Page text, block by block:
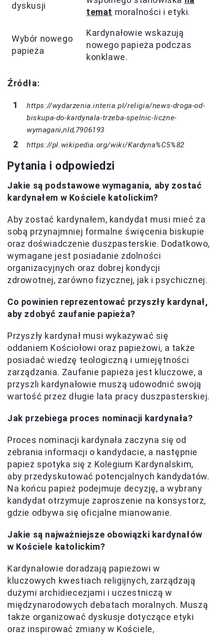
dyskusji
temat moralności i etyki.
Wybór nowego
papieża
Kardynałowie wskazują
nowego papieża podczas
konklawe.
Źródła:
https://wydarzenia.interia.pl/religia/news-droga-od-
biskupa-do-kardynala-trzeba-spelnic-liczne-
wymagani,nId,7906193
https://pl.wikipedia.org/wiki/Kardyna%C5%82
Pytania i odpowiedzi
Jakie są podstawowe wymagania, aby zostać
kardynałem w Kościele katolickim?
Aby zostać kardynałem, kandydat musi mieć za
sobą przynajmniej formalne święcenia biskupie
oraz doświadczenie duszpasterskie. Dodatkowo,
wymagane jest posiadanie zdolności
organizacyjnych oraz dobrej kondycji
zdrowotnej, zarówno fizycznej, jak i psychicznej.
Co powinien reprezentować przyszły kardynał,
aby zdobyć zaufanie papieża?
Przyszły kardynał musi wykazywać się
oddaniem Kościołowi oraz papieżowi, a także
posiadać wiedzę teologiczną i umiejętności
zarządzania. Zaufanie papieża jest kluczowe, a
przyszli kardynałowie muszą udowodnić swoją
wartość przez długie lata pracy duszpasterskiej.
Jak przebiega proces nominacji kardynała?
Proces nominacji kardynała zaczyna się od
zebrania informacji o kandydacie, a następnie
papież spotyka się z Kolegium Kardynalskim,
aby przedyskutować potencjalnych kandydatów.
Na końcu papież podejmuje decyzję, a wybrany
kandydat otrzymuje zaproszenie na konsystorz,
gdzie odbywa się oficjalne mianowanie.
Jakie są najważniejsze obowiązki kardynałów
w Kościele katolickim?
Kardynałowie doradzają papieżowi w
kluczowych kwestiach religijnych, zarządzają
dużymi archidiecezjami i uczestniczą w
międzynarodowych debatach moralnych. Muszą
także organizować dyskusje dotyczące etyki
oraz inspirować zmiany w Kościele,